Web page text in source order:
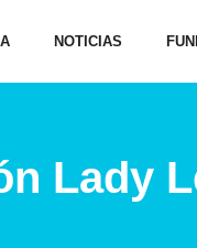
NOTICIAS
Lady